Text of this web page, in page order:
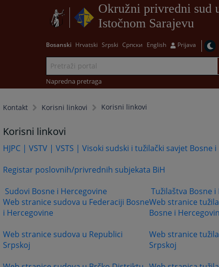
Okružni privredni sud
Istočnom Sarajevu
Bosanski Hrvatski Srpski Српски English Prijava
Napredna pretraga
Kontakt Korisni linkovi Korisni linkovi
Korisni linkovi
HJPC | VSTV | VSTS | Visoki sudski i tužilački savjet Bosne
Registar poslovnih/privrednih subjekata BiH
Sudovi Bosne i Hercegovine
Tužilaštva Bosne
Web stranice sudova u Federaciji Bosne
i Hercegovine
Web stranice sudova u Republici
Srpskoj
Web stranice
Bosne i
Web stranice
Srpskoj